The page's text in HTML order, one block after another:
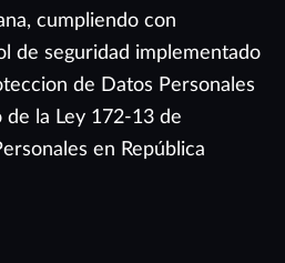
cumpliendo con
de seguridad implementado
de Datos Personales
la Ley 172-13 de
en República